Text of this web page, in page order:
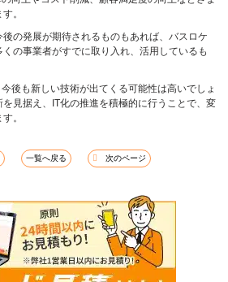
。
の発展が期待されるものもあれば、バスロケ
の事業者がすでに取り入れ、活用しているも
後も新しい技術が出てくる可能性は高いでしょ
見据え、IT化の推進を積極的に行うことで、変
。
一覧へ戻る 次のページ